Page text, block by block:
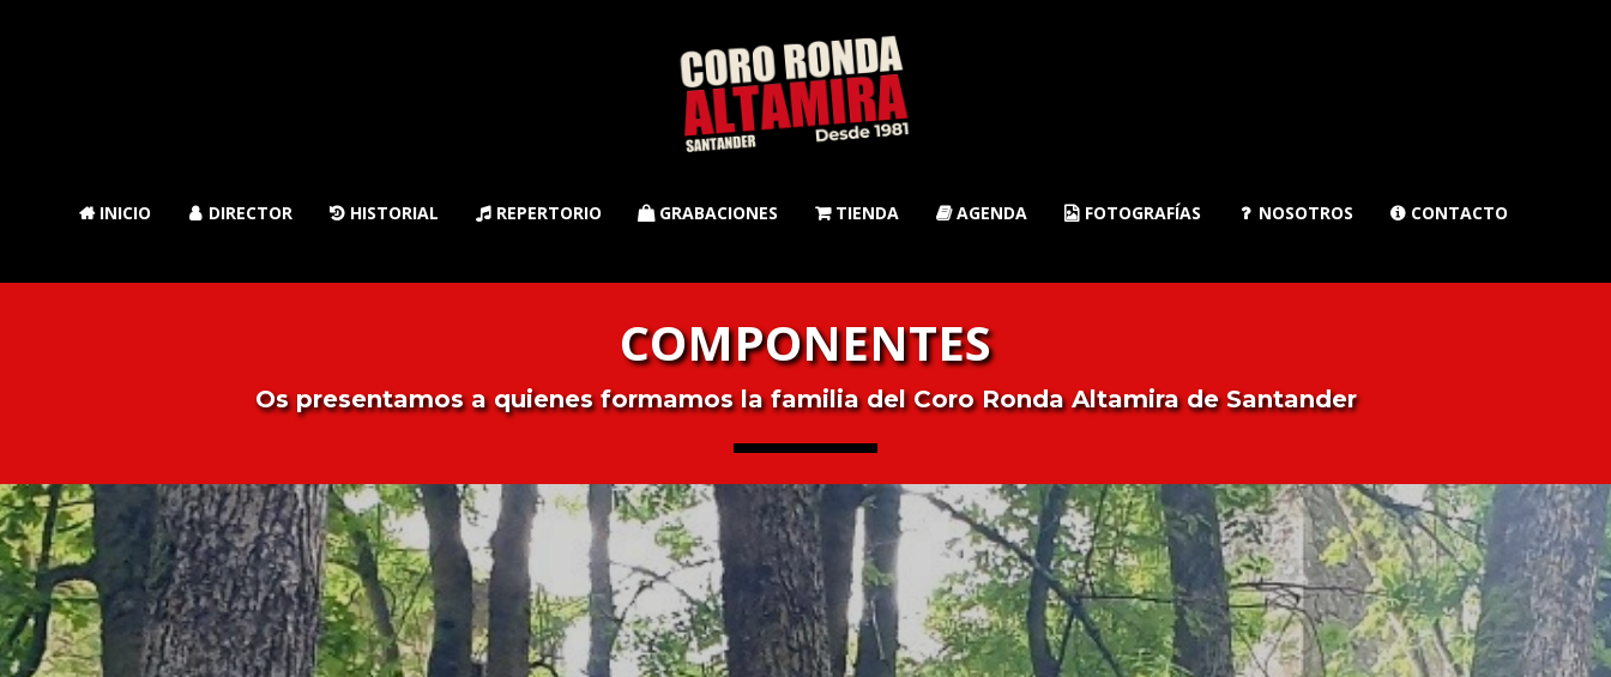
INICIO  DIRECTOR  HISTORIAL  REPERTORIO GRABACIONES TIENDA AGENDA  FOTOGRAFÍAS  NOSOTROS  CONTACTO
COMPONENTES
Os presentamos a quienes formamos la familia del Coro Ronda Altamira de Santander